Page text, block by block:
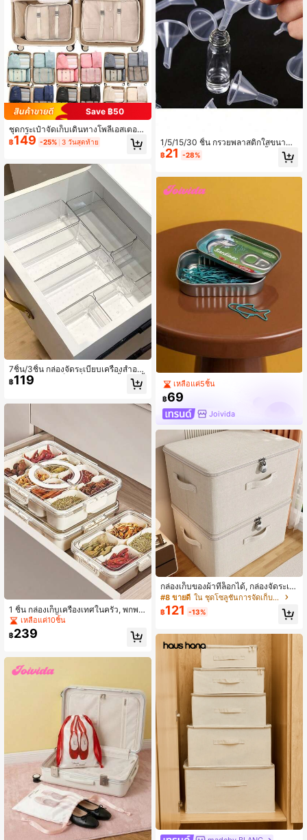
Save ฿50
ชุดกระเป๋าจัดเก็บเดินทางโพลีเอสเตอร์
1/7 ชิ้น ลายสโลแกนสไตล์มินิมอล กระเ
ป๋าจัดระเบียบกระเป๋าเดินทาง กระเป๋าจั
ป๋าจัดระเบียบวันหยุด กล่องเก็บเครื่อง
สำอางความจุขนาดใหญ่ สามารถเก็บลิ
ปสติก แปรงแต่งหน้า ผลิตภัณฑ์ดูแลผิว
โทรศัพท์ เหรียญ สิ่งของขนาดเล็ก สำหรั
บบ้าน ของขวัญ วันหยุดและเทศกาล (ฮ
าโลวีน คริสต์มาส) ใช้ได้หลายประโยช
น์ สไตล์โบฮีเมียน สิ่งจำเป็นสำหรับการเ
ดินทางและอุปกรณ์วันหยุด
฿149 -25% 3 วันสุดท้าย
7ชิ้น/3ชิ้น กล่องจัดระเบียบเครื่องสำอาง
โปร่งใส, กล่องเก็บเครื่องสำอางลิ้นชัก/ตั้
งโต๊ะ, กล่องเก็บของในลิ้นชักใส, กล่องเก็
งกันตก, กล่องเก็บของสวยงาม, อุปกรณ์
฿119
1 ชิ้น กล่องเก็บเครื่องเทศในครัว, พกพา
ได้, กันความชื้นและแมลง, เหมาะสำหรั
บตู้เย็นและตู้เก็บของ, ของตกแต่งบ้าน,
ของขวัญคริสต์มาส, ของขวัญสำหรับบ้า
เหลือแค่10ชิ้น
฿239
1/5/15/30 ชิ้น กรวยพลาสติกใสขนาดเ
ล็กสำหรับขวดห้องปฏิบัติการ น้ำมันหอ
มระเหย น้ำหอม เครื่องเทศ ทราย สี และ
฿21 -28%
เหลือแค่5ชิ้น
฿69
Joivida
กล่องเก็บของผ้าที่ล็อกได้, กล่องจัดระเบี
ยบผ้าลินินพับได้ขนาดใหญ่พร้อมฝาปิด
และมือจับ, เหมาะสำหรับตู้เสื้อผ้า, ห้อง
นอน, การจัดเก็บในสำนักงาน
#8 ขายดี ใน ชุดโซลูชันการจัดเก็บข้อมูล
฿121 -13%